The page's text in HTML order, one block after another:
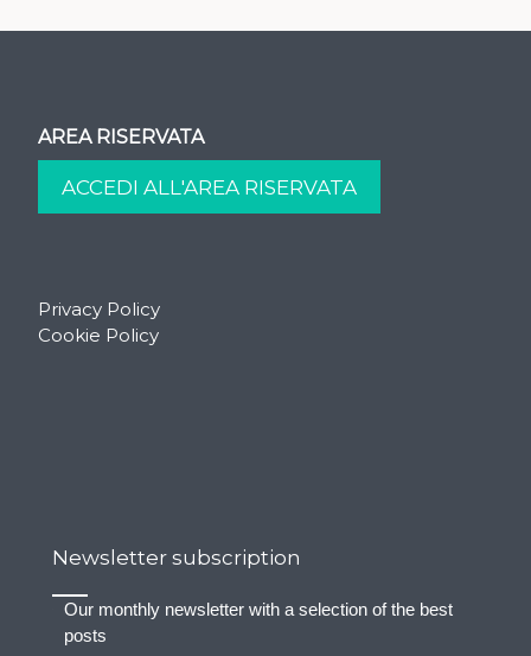
AREA RISERVATA
Privacy Policy
Cookie Policy
Newsletter subscription
Our monthly newsletter with a selection of the best
posts